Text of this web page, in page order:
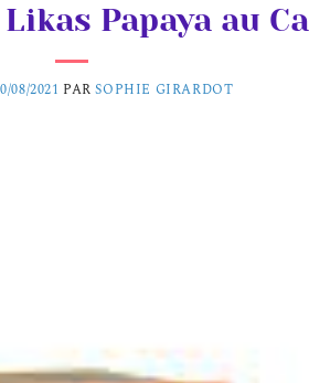
Papaya au
08/2021 PARSOPHIE GIRARDOT